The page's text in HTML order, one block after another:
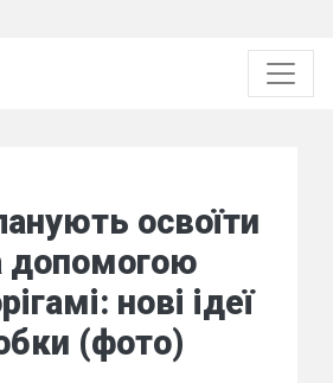
освоїти
допомогою
нові ідеї
(фото)